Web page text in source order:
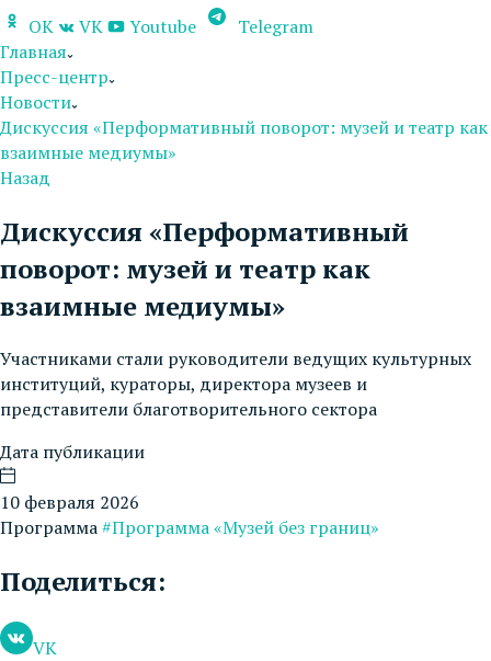
OK
VK Youtube
Telegram
Главная
Пресс-центр
Новости
Дискуссия «Перформативный поворот: музей и театр как
взаимные медиумы»
Назад
Дискуссия «Перформативный
поворот: музей и театр как
взаимные медиумы»
Участниками стали руководители ведущих культурных
институций, кураторы, директора музеев и
представители благотворительного сектора
Дата публикации
10 февраля 2026
Программа#Программа «Музей без границ»
Поделиться:
VK